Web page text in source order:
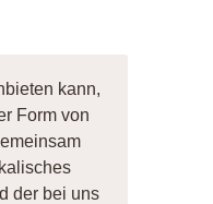
kann,
Form von
der bei uns